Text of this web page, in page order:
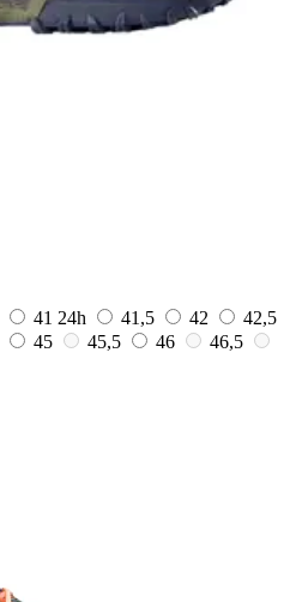
41 24h 41,5 42
42,5
45 45,5 46
46,5